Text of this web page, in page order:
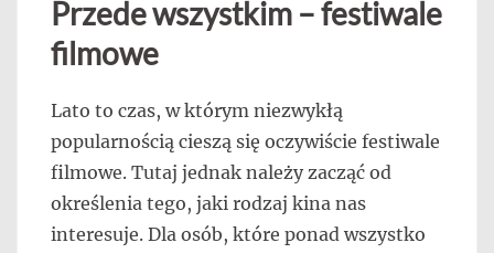
Przede wszystkim – festiwale
filmowe
Lato to czas, w którym niezwykłą
popularnością cieszą się oczywiście festiwale
filmowe. Tutaj jednak należy zacząć od
określenia tego, jaki rodzaj kina nas
interesuje. Dla osób, które ponad wszystko